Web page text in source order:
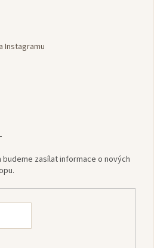
Instagramu
budeme zasílat informace o nových